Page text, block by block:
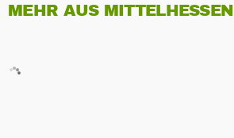
MEHR AUS MITTELHESSEN